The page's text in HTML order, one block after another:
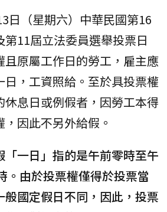
日（星期六）中華民國第16
11屆立法委員選舉投票日
且原屬工作日的勞工，雇主應
日，工資照給。至於具投票權
息日或例假者，因勞工本得
因此不另外給假。
「一日」指的是午前零時至午
。由於投票權僅得於投票當
般國定假日不同，因此，投票